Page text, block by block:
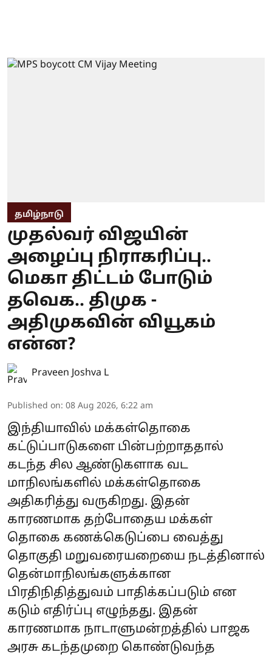
தமிழ்நாடு
முதல்வர் விஜயின்
அழைப்பு நிராகரிப்பு..
மெகா திட்டம் போடும்
தவெக.. திமுக -
அதிமுகவின் வியூகம்
என்ன?
Praveen Joshva L
Published on: 08 Aug 2026, 6:22 am
இந்தியாவில் மக்கள்தொகை
கட்டுப்பாடுகளை பின்பற்றாததால்
கடந்த சில ஆண்டுகளாக வட
மாநிலங்களில் மக்கள்தொகை
அதிகரித்து வருகிறது. இதன்
காரணமாக தற்போதைய மக்கள்
தொகை கணக்கெடுப்பை வைத்து
தொகுதி மறுவரையறையை நடத்தினால்
தென்மாநிலங்களுக்கான
பிரதிநிதித்துவம் பாதிக்கப்படும் என
கடும் எதிர்ப்பு எழுந்தது. இதன்
காரணமாக நாடாளுமன்றத்தில் பாஜக
அரசு கடந்தமுறை கொண்டுவந்த